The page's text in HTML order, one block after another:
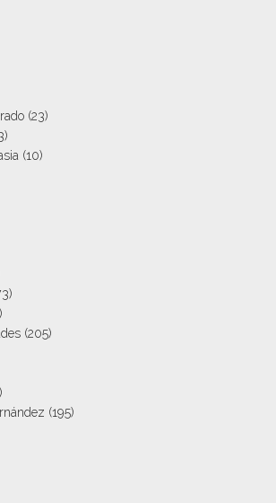
(23)
(10)
(205)
(195)